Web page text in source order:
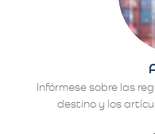
Infórmese sobre las
destino y los